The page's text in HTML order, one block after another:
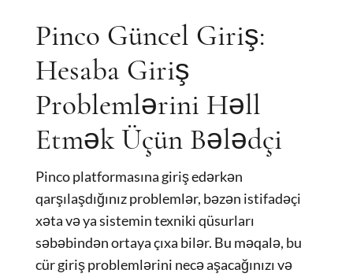
Pinco Güncel Giriş:
Hesaba Giriş
Problemlərini Həll
Etmək Üçün Bələdçi
Pinco platformasına giriş edərkən
qarşılaşdığınız problemlər, bəzən istifadəçi
xəta və ya sistemin texniki qüsurları
səbəbindən ortaya çıxa bilər. Bu məqalə, bu
cür giriş problemlərini necə aşacağınızı və